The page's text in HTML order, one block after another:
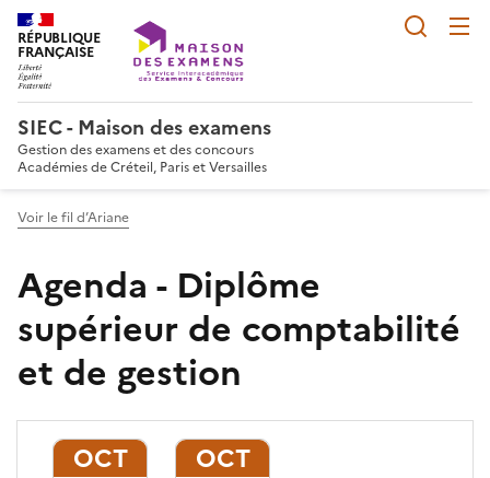
RÉPUBLIQUE
FRANÇAISE
SIEC - Maison des examens
Gestion des examens et des concours
Académies de Créteil, Paris et Versailles
Voir le fil d’Ariane
Agenda - Diplôme
supérieur de comptabilité
et de gestion
OCT OCT